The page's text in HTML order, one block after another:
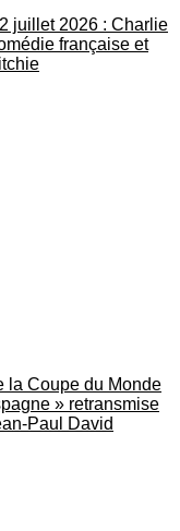
juillet 2026 : Charlie
française et
la Coupe du Monde
» retransmise
Paul David